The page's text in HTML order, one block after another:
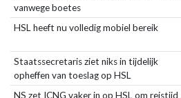
vanwege boetes
HSL heeft nu volledig mobiel bereik
Staatssecretaris ziet niks in tijdelijk
opheffen van toeslag op HSL
NS zet ICNG vaker in op HSL om reistijd